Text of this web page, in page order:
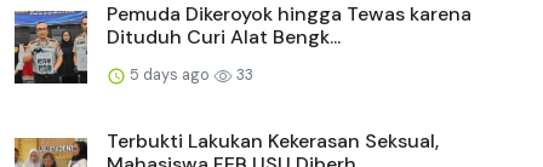
Pemuda Dikeroyok hingga Tewas karena
Dituduh Curi Alat Bengk...
5 days ago 33
Terbukti Lakukan Kekerasan Seksual,